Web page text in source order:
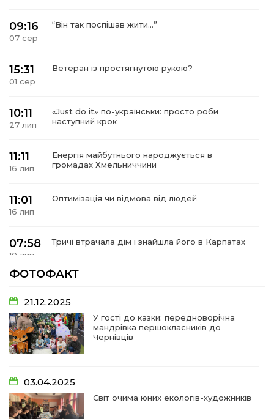
умови придбання
09:16
07 сер
“Він так поспішав жити…”
15:31
01 сер
Ветеран із простягнутою рукою?
10:11
27 лип
«Just do it» по-українськи: просто роби
наступний крок
11:11
16 лип
Енергія майбутнього народжується в
громадах Хмельниччини
11:01
16 лип
Оптимізація чи відмова від людей
07:58
10 лип
Тричі втрачала дім і знайшла його в Карпатах
10 лип
13:30
06 лип
Від прикордонної застави до Донбасу:
14:18
01 лип
Творчі підсумки юних художників
ФОТОФАКТ
21.12.2025
У гості до казки: передноворічна
мандрівка першокласників до
Чернівців
03.04.2025
Світ очима юних екологів-художників